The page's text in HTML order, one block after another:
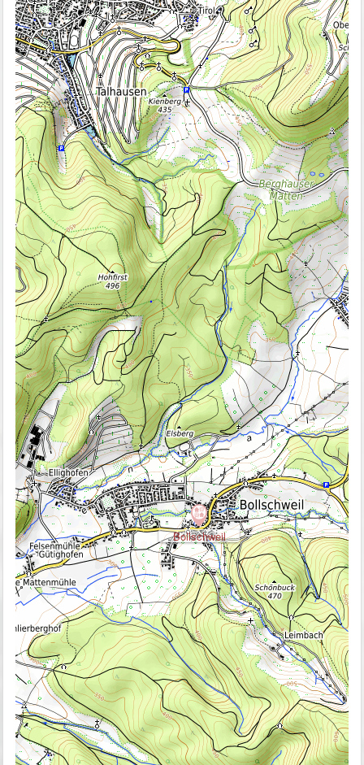
Bollschweil